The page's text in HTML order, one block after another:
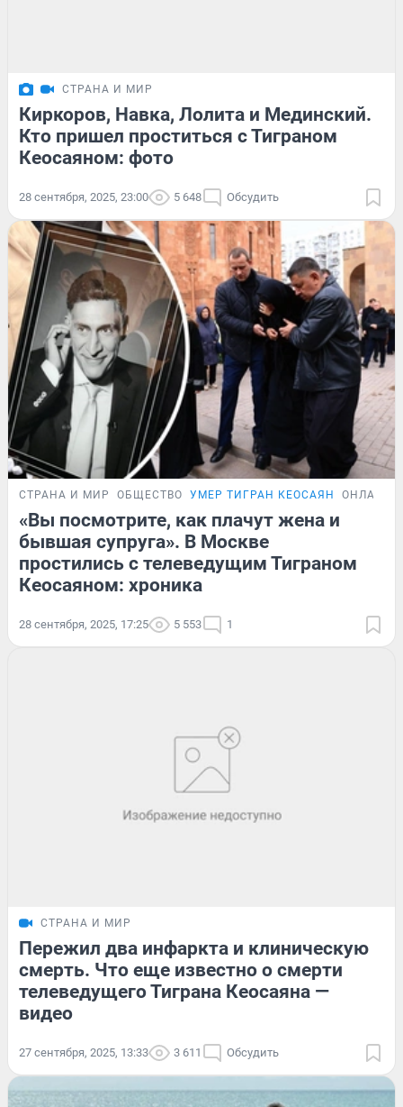
СТРАНА И МИР
Киркоров, Навка, Лолита и Мединский.
Кто пришел проститься с Тиграном
Кеосаяном: фото
28 сентября, 2025, 23:00 5 648 Обсудить
СТРАНА И МИР ОБЩЕСТВО УМЕР ТИГРАН КЕОСАЯН ОНЛАЙН-
«Вы посмотрите, как плачут жена и
бывшая супруга». В Москве
простились с телеведущим Тиграном
Кеосаяном: хроника
28 сентября, 2025, 17:25 5 553 1
СТРАНА И МИР
Пережил два инфаркта и клиническую
смерть. Что еще известно о смерти
телеведущего Тиграна Кеосаяна —
видео
27 сентября, 2025, 13:33 3 611 Обсудить